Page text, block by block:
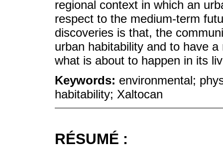
regional context in which an
respect to the medium-term
discoveries is that, the
urban habitability and to have
what is about to happen in its
Keywords: environmental;
habitability; Xaltocan
RÉSUMÉ :